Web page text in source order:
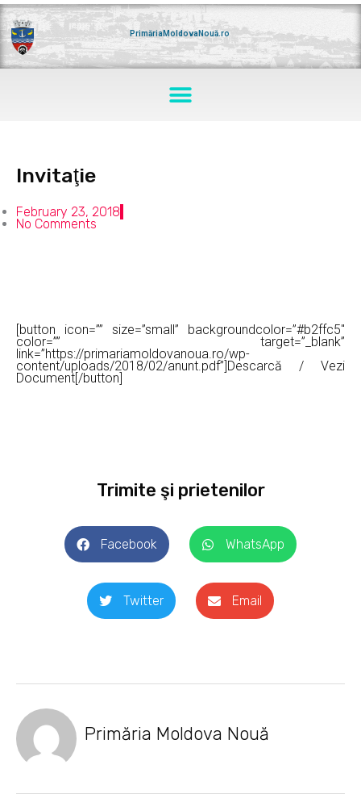
Skip
to
content
PrimăriaMoldovaNouă.ro
Menu
Invitaţie
February 23, 2018
No Comments
[button icon=”” size=”small” backgroundcolor=”#b2ffc5″
color=”” target=”_blank”
link=”https://primariamoldovanoua.ro/wp-
content/uploads/2018/02/anunt.pdf”]Descarcă / Vezi
Document[/button]
Trimite şi prietenilor
Facebook WhatsApp
Twitter Email
Primăria Moldova Nouă